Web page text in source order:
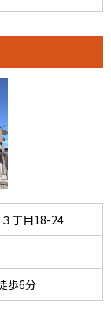
丁目18-24
歩6分